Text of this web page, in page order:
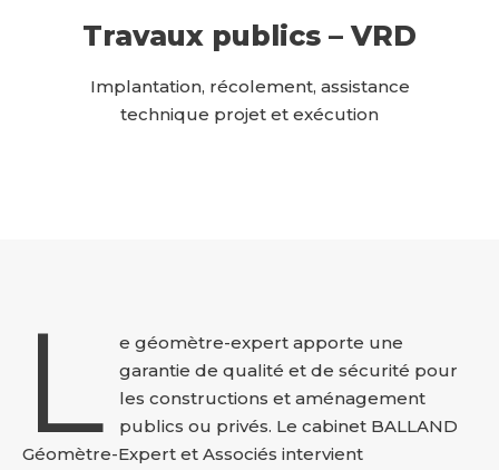
Travaux publics – VRD
Implantation, récolement, assistance
technique projet et exécution
L
e géomètre-expert apporte une
garantie de qualité et de sécurité pour
les constructions et aménagement
publics ou privés. Le cabinet BALLAND
Géomètre-Expert et Associés intervient